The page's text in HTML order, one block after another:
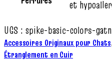
et
UGS : spike-basic-colors-
Accessoires Originaux pour Chats,
Étranglement en Cuir